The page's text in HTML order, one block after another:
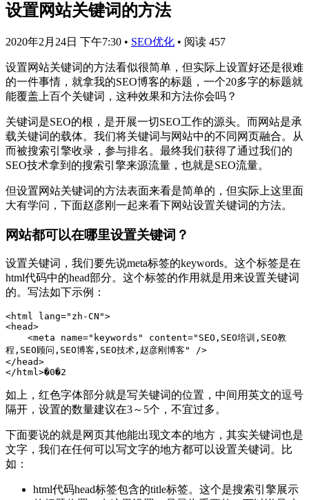
设置网站关键词的方法
2020年2月24日 下午7:30 • SEO优化 • 阅读 457
设置网站关键词的方法看似很简单，但实际上设置好还是很难
的一件事情，就拿我的SEO博客的标题，一个20多字的标题就
能覆盖上百个关键词，这种效果和方法你会吗？
关键词是SEO的根，是开展一切SEO工作的源头。而网站是承
载关键词的载体。我们将关键词与网站中的不同网页融合。从
而被搜索引擎收录，参与排名。最终我们获得了通过我们的
SEO技术拿到的搜索引擎来源流量，也就是SEO流量。
但设置网站关键词的方法表面来看是简单的，但实际上这里面
大有学问，下面赵彦刚一起来看下网站设置关键词的方法。
网站都可以在哪里设置关键词？
设置关键词，我们要先说meta标签的keywords。这个标签是在
html代码中的head部分。这个标签的作用就是用来设置关键词
的。写法如下示例：
<html lang="zh-CN">
<head>
程,SEO顾问,SEO博客,SEO技术,赵彦刚博客" />
</head>
</html>�0�2
如上，红色字体部分就是写关键词的位置，中间用英文的逗号
隔开，设置的数量建议在3～5个，不宜过多。
下面要说的就是网页其他能出现文本的地方，其实关键词也是
文字，我们在任何可以写文字的地方都可以设置关键词。比
如：
html代码head标签包含的title标签。这个是搜索引擎展示